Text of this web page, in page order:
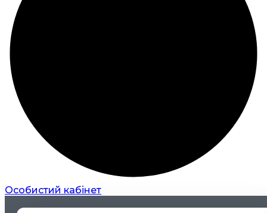
Особистий кабінет